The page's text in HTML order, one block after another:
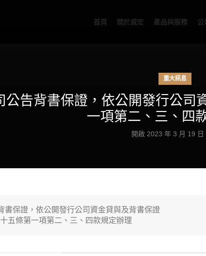
首頁 關於威宏 產品與服務 公
重大訊息
告背書保證，依公開發行公司
一項第二、三、四
開啟 2023 年 3 月 19 日
書保證，依公開發行公司資金貸與及背書保證
五條第一項第二、三、四款規定辦理